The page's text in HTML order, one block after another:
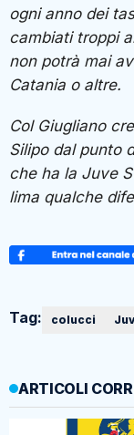
ogni anno dei
cambiati troppi
non potrà mai
Catania o altre.
Col Giugliano
Silipo dal punto
che ha la Juve
lima qualche
Tag: colucci
ARTICOLI